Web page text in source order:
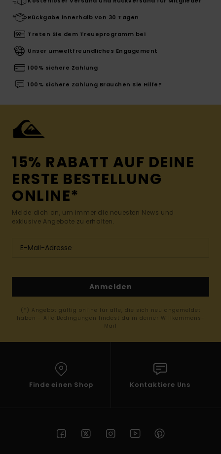
Rückgabe innerhalb von 30 Tagen
Treten Sie dem Treueprogramm bei
Unser umweltfreundliches Engagement
100% sichere Zahlung
100% sichere Zahlung Brauchen Sie Hilfe?
15% RABATT AUF DEINE
ERSTE BESTELLUNG
ONLINE*
Melde dich an, um immer die neuesten News und
exklusive Angebote zu erhalten.
Anmelden
(*) Angebot gültig online für alle, die sich neu angemeldet
haben - Alle Bedingungen findest du in deiner Willkommens-
Mail
Finde einen Shop Kontaktiere Uns